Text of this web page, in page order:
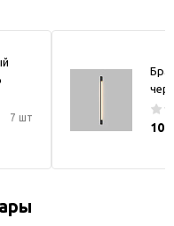
7 шт
Бра
10